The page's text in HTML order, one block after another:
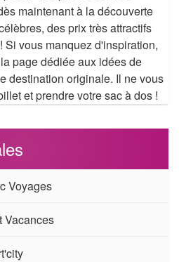
maintenant à la découverte
des prix très attractifs
Si vous manquez d'inspiration,
page dédiée aux idées de
destination originale. Il ne vous
et prendre votre sac à dos !
Voyages
Vacances